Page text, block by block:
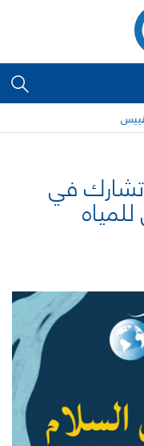
تشارك في